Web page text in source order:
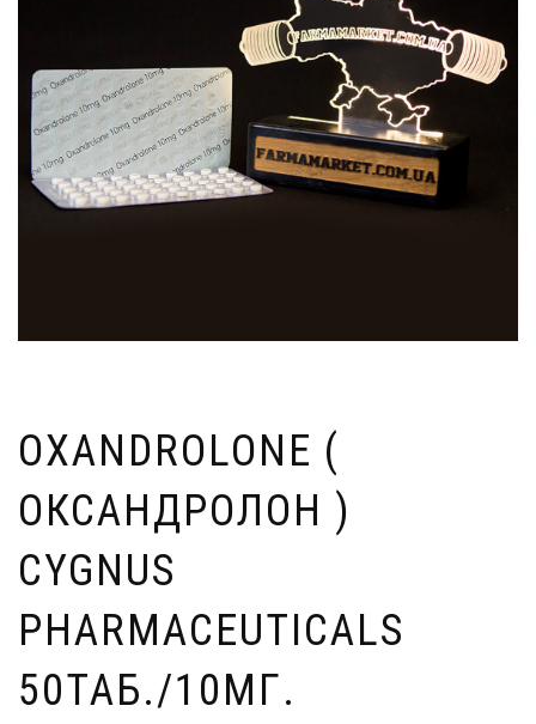
OXANDROLONE (
ОКСАНДРОЛОН )
CYGNUS
PHARMACEUTICALS
50ТАБ./10МГ.